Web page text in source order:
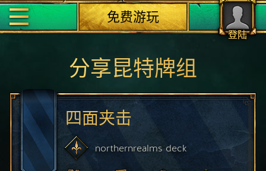
登陆
免费游玩
分享昆特牌组
四面夹击
northernrealmsdeck